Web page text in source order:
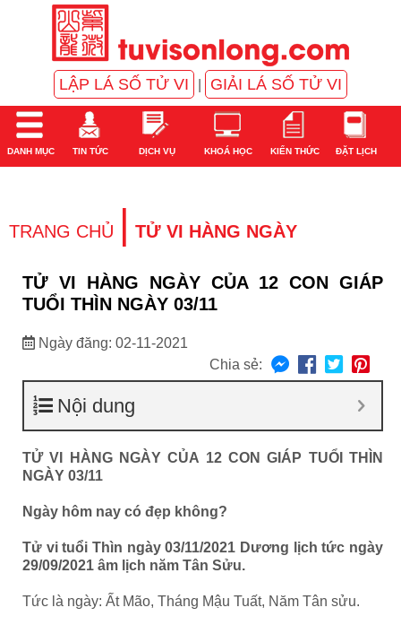
LẬP LÁ SỐ TỬ VI GIẢI LÁ SỐ TỬ VI
DANH MỤC TIN TỨC DỊCH VỤ KHOÁ HỌC KIẾN THỨC ĐẶT LỊCH
TRANG CHỦ | TỬ VI HÀNG NGÀY
TỬ VI HÀNG NGÀY CỦA 12 CON GIÁP
TUỔI THÌN NGÀY 03/11
Ngày đăng: 02-11-2021
Chia sẻ:
Nội dung
TỬ VI HÀNG NGÀY CỦA 12 CON GIÁP TUỔI THÌN
NGÀY 03/11
Ngày hôm nay có đẹp không?
Tử vi tuổi Thìn ngày 03/11/2021 Dương lịch tức ngày
29/09/2021 âm lịch năm Tân Sửu.
Tức là ngày: Ất Mão, Tháng Mậu Tuất, Năm Tân sửu.